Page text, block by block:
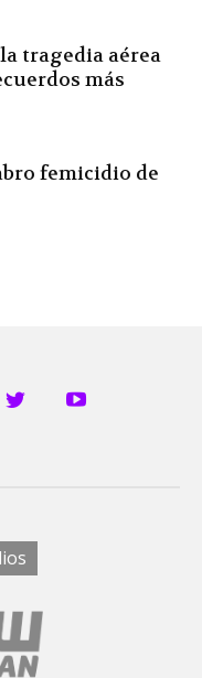
tragedia aérea
más
femicidio de